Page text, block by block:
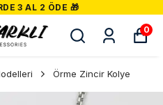
3 AL 2 ÖDE 🎁
0
Örme Zincir Kolye